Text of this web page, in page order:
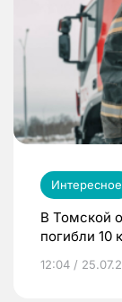
Интересное
В Томской
погибли 10
12:04 /